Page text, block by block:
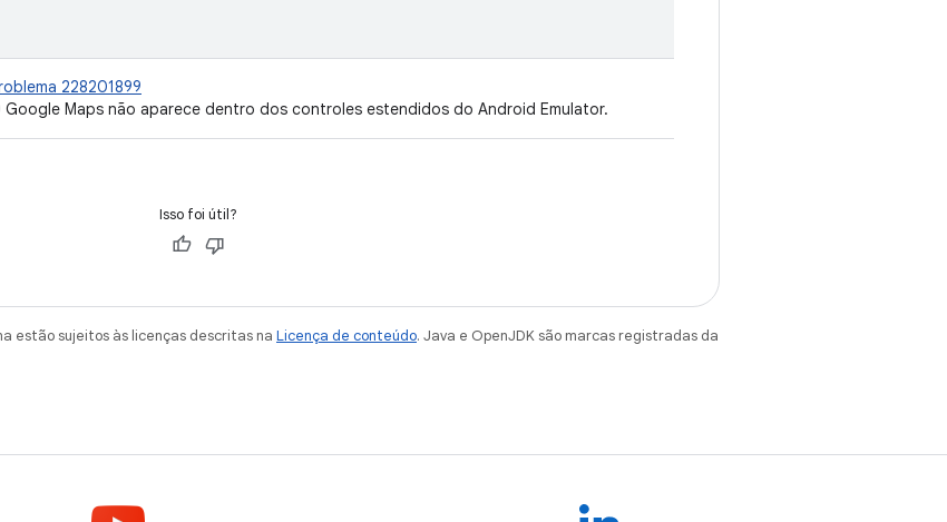
228201899
Google Maps não aparece dentro dos controles estendidos do Android Emulator.
Isso foi útil?
estão sujeitos às licenças descritas na Licença de conteúdo. Java e OpenJDK são marcas registradas da